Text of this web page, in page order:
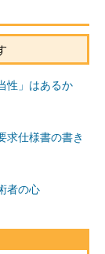
性」はあるか
求仕様書の書き
者の心